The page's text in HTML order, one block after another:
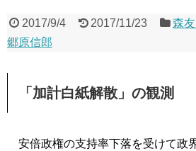
2017/9/4 2017/11/23 森
郷原信郎
「加計白紙解散」の観測
安倍政権の支持率下落を受けて政